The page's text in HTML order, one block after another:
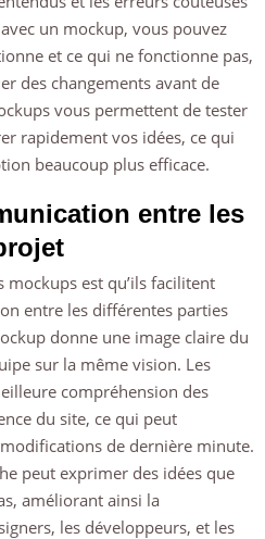
un mockup, vous pouvez
et ce qui ne fonctionne pas,
des changements avant de
vous permettent de tester
rapidement vos idées, ce qui
beaucoup plus efficace.
entre les
mockups est qu’ils facilitent
entre les différentes parties
donne une image claire du
sur la même vision. Les
compréhension des
du site, ce qui peut
de dernière minute.
peut exprimer des idées que
améliorant ainsi la
les développeurs, et les